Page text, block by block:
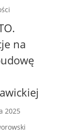
na
2025